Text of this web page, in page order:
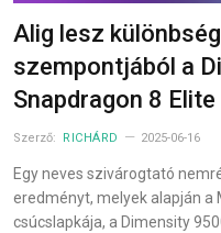
Alig lesz
szempontjából a
Snapdragon 8
Szerző: RICHÁRD 2025-06-16
Egy neves szivárogtató
eredményt, melyek alapján a
csúcslapkája, a Dimensity